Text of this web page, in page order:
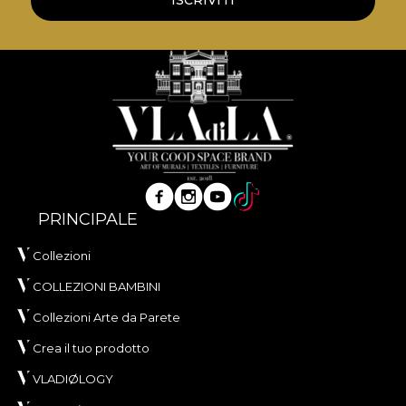
și aspect sofisticat, conceput pentru interioare în
care confortul tactil și eleganța vizuală sunt
esențiale. Realizat din100% poliester
material are o greutate de
300 g/mp
oferă consistență și o prezență vizuală bogată.
Materialul are tratamentWater Repellent
Fire Retardant , fiind potrivit atât
pentru utilizare rezidențială, cât și pentru proiecte
TEX Standard 100
Cu o lățime de142 ± 3 cm
rezistență la uzură, având
abraziune. Se evidențiază și prin comportament
bun la scămoșare, frecare umedă și uscată, precum
și prin conformitatea la testul de inflamabilitate tip
PRINCIPALE
Collezioni
COLLEZIONI BAMBINI
Collezioni Arte da Parete
Crea il tuo prodotto
VLADIØLOGY